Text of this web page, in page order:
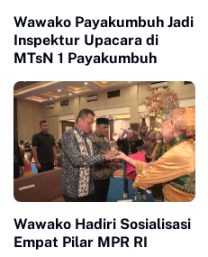
Wawako Payakumbuh Jadi
Inspektur Upacara di
MTsN 1 Payakumbuh
Wawako Hadiri Sosialisasi
Empat Pilar MPR RI